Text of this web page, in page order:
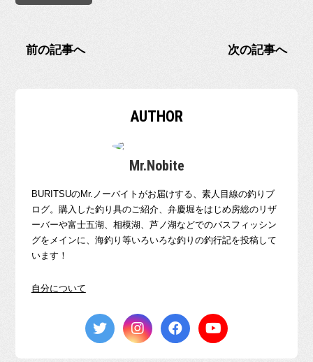
前の記事へ 次の記事へ
AUTHOR
Mr.Nobite
BURITSUのMr.ノーバイトがお届けする、素人目線の釣りブ
ログ。購入した釣り具のご紹介、弁慶堀をはじめ房総のリザ
ーバーや富士五湖、相模湖、芦ノ湖などでのバスフィッシン
グをメインに、海釣り等いろいろな釣りの釣行記を投稿して
います！
自分について